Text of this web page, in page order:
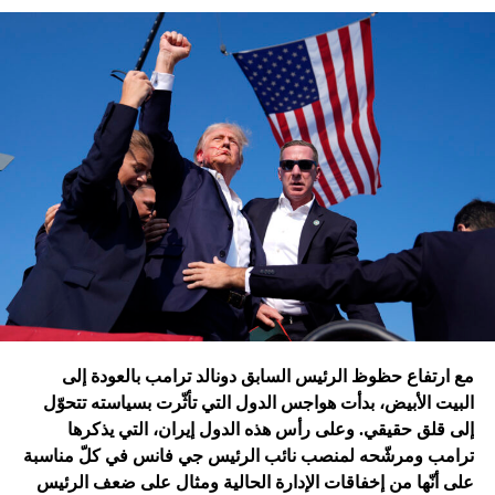
تقُم بمثله غارات التحالف الدولي؟ أم هي تدمير الطائرات
الإسرائيلية للمرّة الأولى مستودعاً لصواريخ الحزب في عمق
الجنوب في عدلون في قضاء الزهراني؟
ترامب الذي أكّد أنّه سينهي الحروب
التي اندلعت في عهد بايدن، قد
يضغط على إسرائيل لوقف الحرب
في غزة
إدارة بايدن ونهاية منظومة.. وانتقام نتنياهو
فتح باباً كبيراً على تحوّلات جذرية في السياسة الأميركية وتعاطي
إسرائيل معها، أبرزها:
مع ارتفاع حظوظ الرئيس السابق دونالد ترامب بالعودة إلى
البيت الأبيض، بدأت هواجس الدول التي تأثّرت بسياسته تتحوّل
إلى قلق حقيقي. وعلى رأس هذه الدول إيران، التي يذكرها
ترامب ومرشّحه لمنصب نائب الرئيس جي فانس في كلّ مناسبة
على أنّها من إخفاقات الإدارة الحالية ومثال على ضعف الرئيس